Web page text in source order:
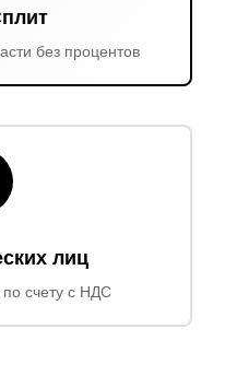
без процентов
лиц
счету с НДС